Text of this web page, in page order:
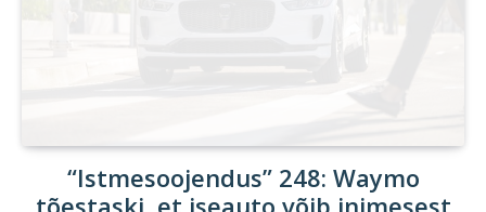
“Istmesoojendus” 248: Waymo
tõestaski, et iseauto võib inimesest